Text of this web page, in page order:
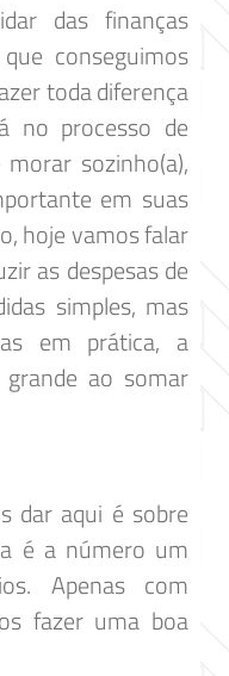
das finanças
conseguimos
toda diferença
no processo de
sozinho(a),
em suas
hoje vamos falar
as despesas de
simples, mas
em prática, a
ao somar
dar aqui é sobre
é a número um
Apenas com
fazer uma boa